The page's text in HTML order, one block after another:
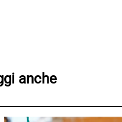
anche